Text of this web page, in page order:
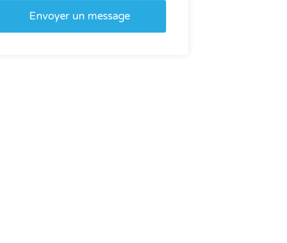
Envoyer un message